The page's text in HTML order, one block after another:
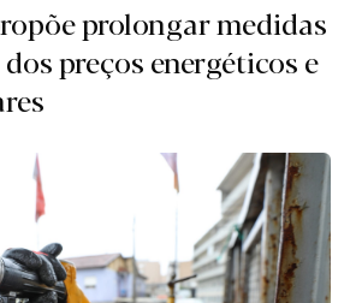
prolongar medidas
preços energéticos e